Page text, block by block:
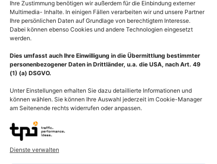
Ihre Zustimmung benötigen wir außerdem für die Einbindung externer
Multimedia- Inhalte. In einigen Fällen verarbeiten wir und unsere Partner
Ihre persönlichen Daten auf Grundlage von berechtigtem Interesse.
Dabei können ebenso Cookies und andere Technologien eingesetzt
werden.
Dies umfasst auch Ihre Einwilligung in die Übermittlung bestimmter
personenbezogener Daten in Drittländer, u.a. die USA, nach Art. 49
(1) (a) DSGVO.
Unter Einstellungen erhalten Sie dazu detaillierte Informationen und
können wählen. Sie können Ihre Auswahl jederzeit im Cookie-Manager
am Seitenende rechts widerrufen oder anpassen.
Dienste verwalten
Beschreibung